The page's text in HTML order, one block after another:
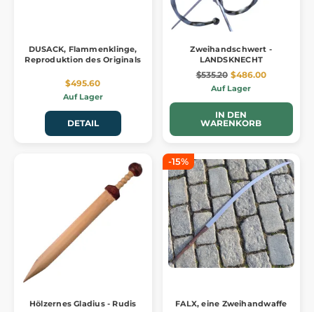
DUSACK, Flammenklinge,
Reproduktion des Originals
$495.60
Auf Lager
DETAIL
Zweihandschwert -
LANDSKNECHT
$535.20 $486.00
Auf Lager
IN DEN
WARENKORB
Hölzernes Gladius - Rudis
-15%
FALX, eine Zweihandwaffe